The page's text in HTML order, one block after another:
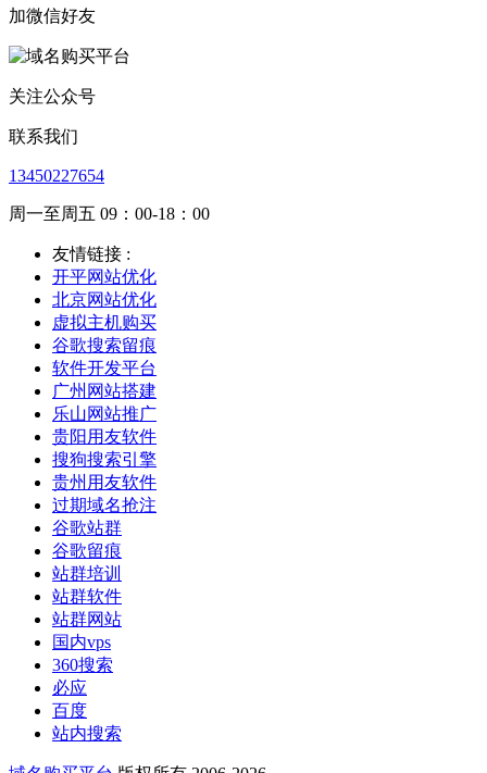
加微信好友
关注公众号
联系我们
13450227654
周一至周五 09：00-18：00
友情链接 :
开平网站优化
北京网站优化
虚拟主机购买
谷歌搜索留痕
软件开发平台
广州网站搭建
乐山网站推广
贵阳用友软件
搜狗搜索引擎
贵州用友软件
过期域名抢注
谷歌站群
谷歌留痕
站群培训
站群软件
站群网站
国内vps
360搜索
必应
百度
站内搜索